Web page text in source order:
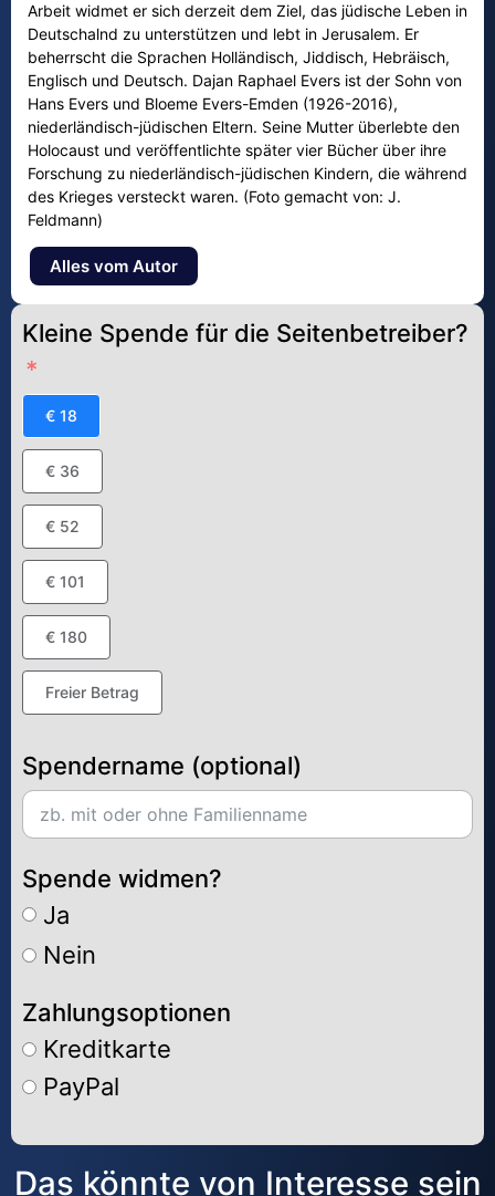
Arbeit widmet er sich derzeit dem Ziel, das jüdische Leben in
Deutschalnd zu unterstützen und lebt in Jerusalem. Er
beherrscht die Sprachen Holländisch, Jiddisch, Hebräisch,
Englisch und Deutsch. Dajan Raphael Evers ist der Sohn von
Hans Evers und Bloeme Evers-Emden (1926-2016),
niederländisch-jüdischen Eltern. Seine Mutter überlebte den
Holocaust und veröffentlichte später vier Bücher über ihre
Forschung zu niederländisch-jüdischen Kindern, die während
des Krieges versteckt waren. (Foto gemacht von: J.
Feldmann)
Alles vom Autor
Kleine Spende für die Seitenbetreiber?
€ 18
€ 36
€ 52
€ 101
€ 180
Freier Betrag
Spendername (optional)
Spende widmen?
Ja
Nein
Zahlungsoptionen
Kreditkarte
PayPal
Alternative:
Das könnte von Interesse sein